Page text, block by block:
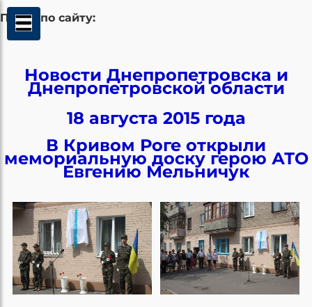
Поиск по сайту:
Новости Днепропетровска и
Днепропетровской области
18 августа 2015 года
В Кривом Роге открыли
мемориальную доску герою АТО
Евгению Мельничук